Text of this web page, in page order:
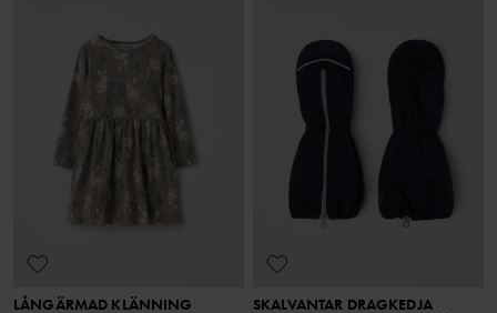
LÅNGÄRMAD KLÄNNING SKALVANTAR DRAGKEDJA